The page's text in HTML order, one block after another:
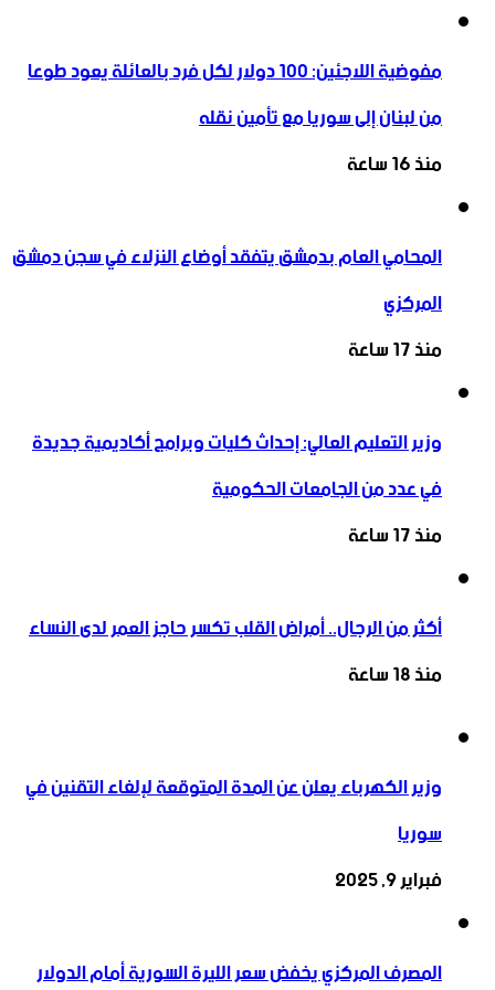
مفوضية اللاجئين: 100 دولار لكل فرد بالعائلة يعود طوعا
من لبنان إلى سوريا مع تأمين نقله
منذ 16 ساعة
المحامي العام بدمشق يتفقد أوضاع النزلاء في سجن دمشق
المركزي
منذ 17 ساعة
وزير التعليم العالي: إحداث كليات وبرامج أكاديمية جديدة
في عدد من الجامعات الحكومية
منذ 17 ساعة
أكثر من الرجال.. أمراض القلب تكسر حاجز العمر لدى النساء
منذ 18 ساعة
وزير الكهرباء يعلن عن المدة المتوقعة لإلغاء التقنين في
سوريا
فبراير 9, 2025
المصرف المركزي يخفض سعر الليرة السورية أمام الدولار